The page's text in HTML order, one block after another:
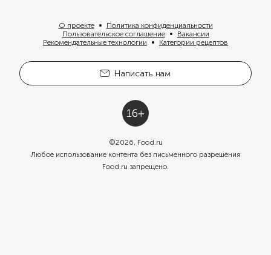
О проекте
Политика конфиденциальности
Пользовательское соглашение
Вакансии
Рекомендательные технологии
Категории рецептов
Написать нам
©2026, Food.ru
Любое использование контента без письменного разрешения
Food.ru запрещено.